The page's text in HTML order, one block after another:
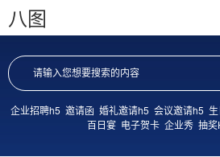
八图
企业招聘h5 邀请函 婚礼邀请h5 会议邀请h5
百日宴 电子贺卡 企业秀 抽奖